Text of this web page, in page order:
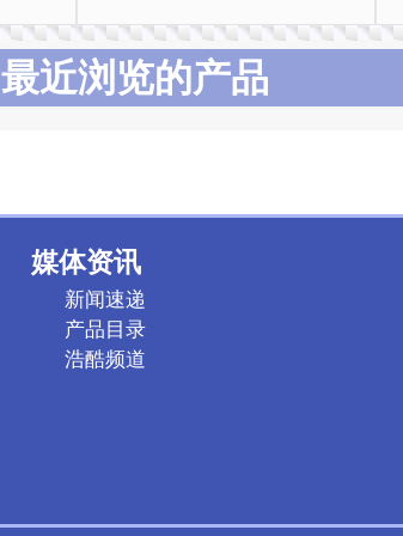
最近浏览的产品
媒体资讯
新闻速递
产品目录
浩酷频道